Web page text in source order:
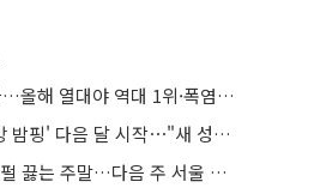
'40도 폭염' 뉴노멀 되나…올해 열대야 역대 1위·폭염일수 평년 3배 넘어
오세훈표 야간경제 '한강 밤핑' 다음 달 시작⋯"새 성장동력 만들 것"
'이중 고기압' 영향에 펄펄 끓는 주말…다음 주 서울 포함 서쪽이 더 덥다